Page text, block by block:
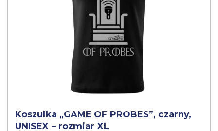
Koszulka „GAME OF PROBES”, czarny,
UNISEX – rozmiar XL